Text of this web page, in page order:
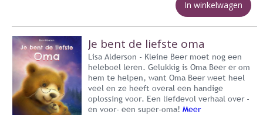
In winkelwagen
Je bent de liefste oma
Lisa Alderson - Kleine Beer moet nog een
heleboel leren. Gelukkig is Oma Beer er om
hem te helpen, want Oma Beer weet heel
veel en ze heeft overal een handige
oplossing voor. Een liefdevol verhaal over -
en voor- een super-oma! Meer